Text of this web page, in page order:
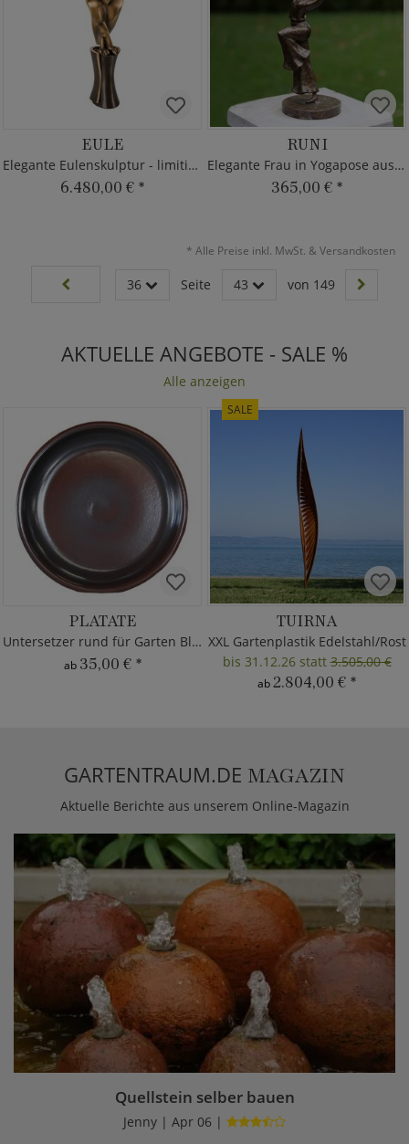
EULE
Elegante Eulenskulptur - limitierte Bronze
6.480,00 € *
RUNI
Elegante Frau in Yogapose aus Bronze
365,00 € *
* Alle Preise inkl. MwSt. & Versandkosten
36 Seite 43 von 149
AKTUELLE ANGEBOTE - SALE %
Alle anzeigen
PLATATE
Untersetzer rund für Garten Blumentöpfe
ab 35,00 € *
SALE
TUIRNA
XXL Gartenplastik Edelstahl/Rost
bis 31.12.26 statt3.505,00 €
ab2.804,00 € *
GARTENTRAUM.DE MAGAZIN
Aktuelle Berichte aus unserem Online-Magazin
Quellstein selber bauen
Jenny | Apr 06 |